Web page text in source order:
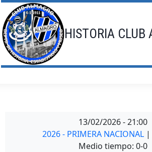
Saltar
al
contenido
HISTORIA CLUB
13/02/2026 - 21:00
2026 - PRIMERA NACIONAL |
Medio tiempo: 0-0